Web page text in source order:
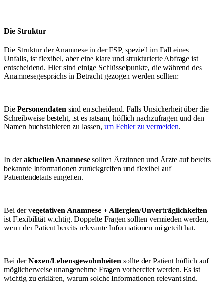
Die Struktur
Die Struktur der Anamnese in der FSP, speziell im Fall eines
Unfalls, ist flexibel, aber eine klare und strukturierte Abfrage ist
entscheidend. Hier sind einige Schlüsselpunkte, die während des
Anamnesegesprächs in Betracht gezogen werden sollten:
Die Personendaten sind entscheidend. Falls Unsicherheit über die
Schreibweise besteht, ist es ratsam, höflich nachzufragen und den
Namen buchstabieren zu lassen, um Fehler zu vermeiden.
In deraktuellen Anamnese sollten Ärztinnen und Ärzte auf bereits
bekannte Informationen zurückgreifen und flexibel auf
Patientendetails eingehen.
Bei der vegetativen Anamnese + Allergien/Unverträglichkeiten
ist Flexibilität wichtig. Doppelte Fragen sollten vermieden werden,
wenn der Patient bereits relevante Informationen mitgeteilt hat.
Bei derNoxen/Lebensgewohnheiten sollte der Patient höflich auf
möglicherweise unangenehme Fragen vorbereitet werden. Es ist
wichtig zu erklären, warum solche Informationen relevant sind.